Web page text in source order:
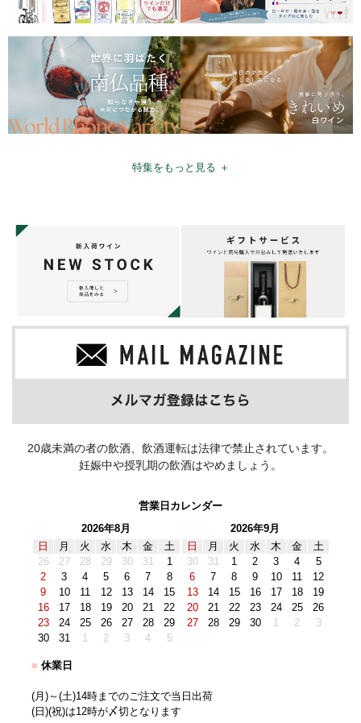
特集をもっと見る ＋
20歳未満の者の飲酒、飲酒運転は法律で禁止されています。
妊娠中や授乳期の飲酒はやめましょう。
営業日カレンダー
2026年8月
日
月 火 水 木 金
土
26
27 28 29 30 31
1
2
3 4 5 6 7
8
9
10 11 12 13 14
15
16
17 18 19 20 21
22
23
24 25 26 27 28
29
30
31 1 2 3 4 5
2026年9月
日
月 火 水 木 金
土
30
31 1 2 3 4
5
6
7 8 9 10 11
12
13
14 15 16 17 18
19
20
21 22 23 24 25
26
27
28 29 30 1 2 3
■ 休業日
(月)～(土)14時までのご注文で当日出荷
(日)(祝)は12時が〆切となります